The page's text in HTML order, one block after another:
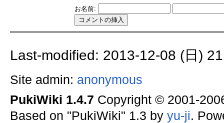
お名前:
Last-modified: 2013-12-08 (日)
Site admin: anonymous
PukiWiki 1.4.7 Copyright © 2001-
Based on "PukiWiki" 1.3 by yu-ji.